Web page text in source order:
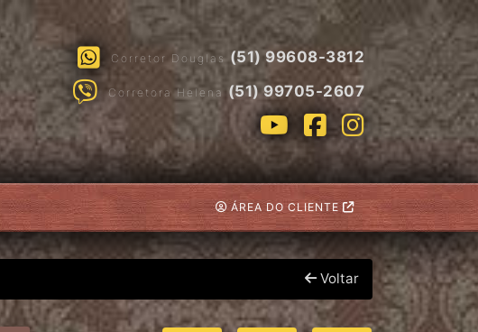
Corretor Douglas (51) 99608-3812
Corretora Helena (51) 99705-2607
ÁREA DO CLIENTE
Voltar